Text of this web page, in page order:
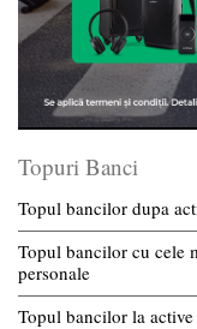
Topuri Banci
Topul bancilor dupa
Topul bancilor cu cele
personale
Topul bancilor la